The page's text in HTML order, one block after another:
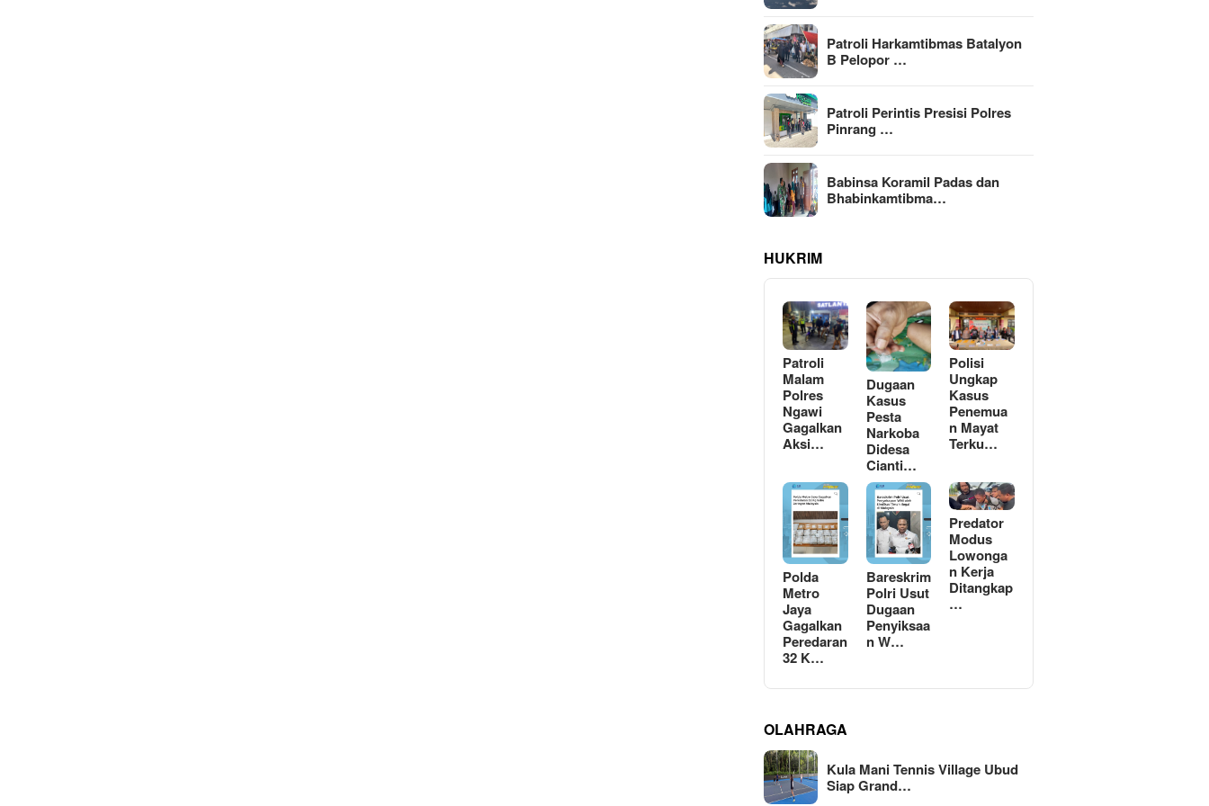
Patroli Harkamtibmas Batalyon
B Pelopor …
Patroli Perintis Presisi Polres
Pinrang …
Babinsa Koramil Padas dan
Bhabinkamtibma…
HUKRIM
Patroli
Malam
Polres
Ngawi
Gagalkan
Aksi…
Dugaan
Kasus
Pesta
Narkoba
Didesa
Cianti…
Polisi
Ungkap
Kasus
Penemua
n Mayat
Terku…
Polda
Metro
Jaya
Gagalkan
Peredaran
32 K…
Bareskrim
Polri Usut
Dugaan
Penyiksaa
n W…
Predator
Modus
Lowonga
n Kerja
Ditangkap
…
OLAHRAGA
Kula Mani Tennis Village Ubud
Siap Grand…